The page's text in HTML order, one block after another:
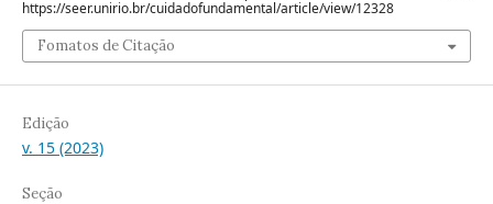
https://seer.unirio.br/cuidadofundamental/article/view/12328
Fomatos de Citação
Edição
v. 15 (2023)
Seção